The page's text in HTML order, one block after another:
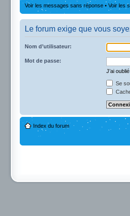
Voir les messages sans réponse • Voir les
Le forum exige que vous
Nom d’utilisateur:
Mot de passe:
J’ai
Se
Index du forum